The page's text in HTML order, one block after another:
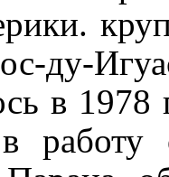
ду-
в 1978
работу